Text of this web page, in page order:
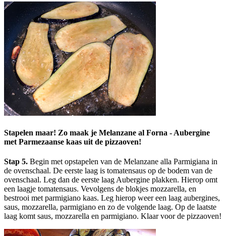
Stapelen maar! Zo maak je Melanzane al Forna - Aubergine
met Parmezaanse kaas uit de pizzaoven!
Stap 5. Begin met opstapelen van de Melanzane alla Parmigiana in
de ovenschaal. De eerste laag is tomatensaus op de bodem van de
ovenschaal. Leg dan de eerste laag Aubergine plakken. Hierop omt
een laagje tomatensaus. Vevolgens de blokjes mozzarella, en
bestrooi met parmigiano kaas. Leg hierop weer een laag aubergines,
saus, mozzarella, parmigiano en zo de volgende laag. Op de laatste
laag komt saus, mozzarella en parmigiano. Klaar voor de pizzaoven!